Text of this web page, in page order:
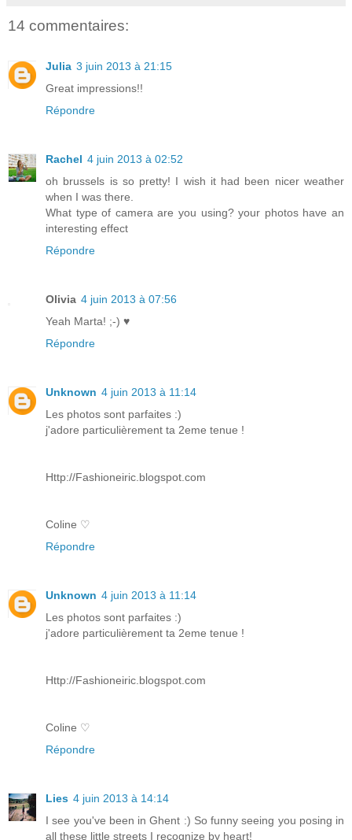
14 commentaires:
Julia 3 juin 2013 à 21:15
Great impressions!!
Répondre
Rachel 4 juin 2013 à 02:52
oh brussels is so pretty! I wish it had been nicer weather
when I was there.
What type of camera are you using? your photos have an
interesting effect
Répondre
Olivia 4 juin 2013 à 07:56
Yeah Marta! ;-) ♥
Répondre
Unknown 4 juin 2013 à 11:14
Les photos sont parfaites :)
j'adore particulièrement ta 2eme tenue !
Http://Fashioneiric.blogspot.com
Coline ♡
Répondre
Unknown 4 juin 2013 à 11:14
Les photos sont parfaites :)
j'adore particulièrement ta 2eme tenue !
Http://Fashioneiric.blogspot.com
Coline ♡
Répondre
Lies 4 juin 2013 à 14:14
I see you've been in Ghent :) So funny seeing you posing in
all these little streets I recognize by heart!